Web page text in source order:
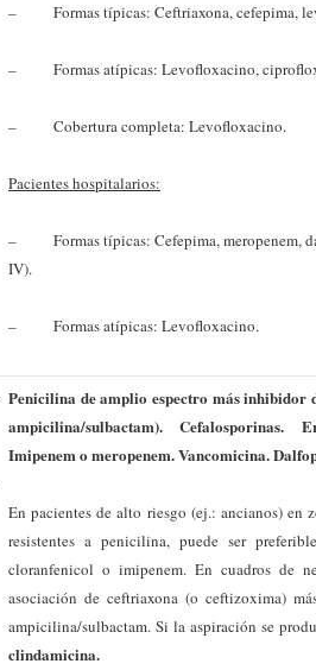
– Formas típicas: Ceftriaxona, cefepima,
– Formas atípicas: Levofloxacino,
– Cobertura completa: Levofloxacino.
Pacientes hospitalarios:
– Formas típicas: Cefepima, meropenem,
IV).
– Formas atípicas: Levofloxacino.
Penicilina de amplio espectro más inhibidor
ampicilina/sulbactam). Cefalosporinas.
Imipenem o meropenem. Vancomicina.
En pacientes de alto riesgo (ej.: ancianos) en
resistentes a penicilina, puede ser
cloranfenicol o imipenem. En cuadros de
asociación de ceftriaxona (o ceftizoxima)
ampicilina/sulbactam. Si la aspiración se
clindamicina.